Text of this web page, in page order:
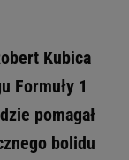
Kubica
Formuły 1
pomagał
bolidu